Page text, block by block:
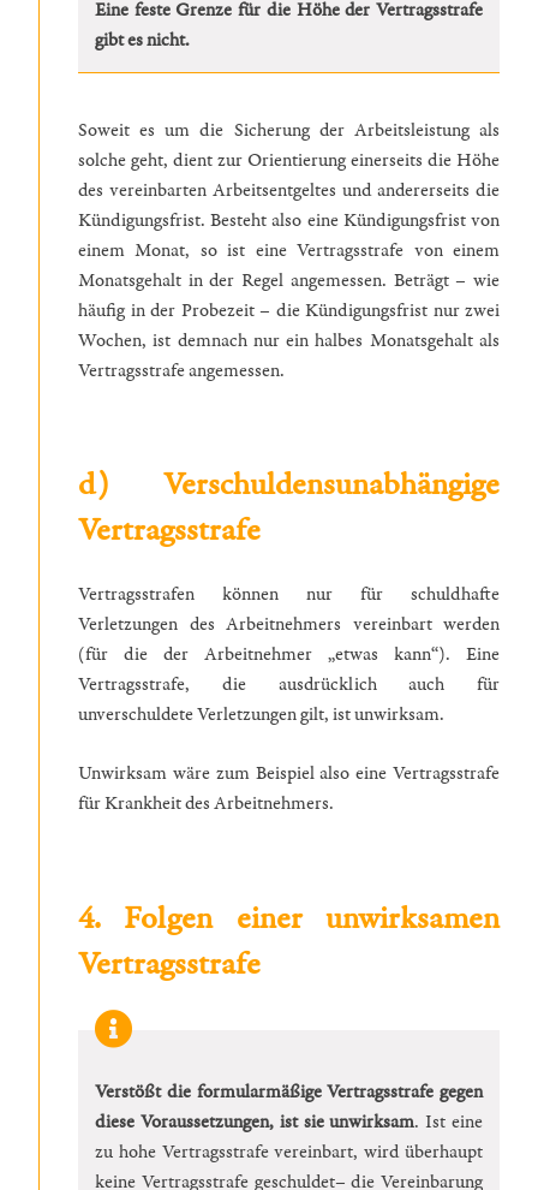
Eine feste Grenze für die Höhe der Vertragsstrafe
gibt es nicht.
Soweit es um die Sicherung der Arbeitsleistung als
solche geht, dient zur Orientierung einerseits die Höhe
des vereinbarten Arbeitsentgeltes und andererseits die
Kündigungsfrist. Besteht also eine Kündigungsfrist von
einem Monat, so ist eine Vertragsstrafe von einem
Monatsgehalt in der Regel angemessen. Beträgt – wie
häufig in der Probezeit – die Kündigungsfrist nur zwei
Wochen, ist demnach nur ein halbes Monatsgehalt als
Vertragsstrafe angemessen.
d) Verschuldensunabhängige
Vertragsstrafe
Vertragsstrafen können nur für schuldhafte
Verletzungen des Arbeitnehmers vereinbart werden
(für die der Arbeitnehmer „etwas kann“). Eine
Vertragsstrafe, die ausdrücklich auch für
unverschuldete Verletzungen gilt, ist unwirksam.
Unwirksam wäre zum Beispiel also eine Vertragsstrafe
für Krankheit des Arbeitnehmers.
4. Folgen einer unwirksamen
Vertragsstrafe
Verstößt die formularmäßige Vertragsstrafe gegen
diese Voraussetzungen, ist sie unwirksam. Ist eine
zu hohe Vertragsstrafe vereinbart, wird überhaupt
keine Vertragsstrafe geschuldet– die Vereinbarung